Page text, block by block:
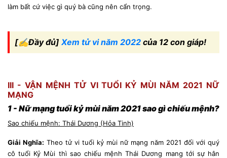
làm bất cứ việc gì quý bà cũng nên cẩn trọng.
[✍Đầy đủ] Xem tử vi năm 2022 của 12 con giáp!
III - VẬN MỆNH TỬ VI TUỔI KỶ MÙI NĂM 2021 NỮ
MẠNG
1 - Nữ mạng tuổi kỷ mùi năm 2021 sao gì chiếu mệnh?
Sao chiếu mệnh: Thái Dương (Hỏa Tinh)
Giải Nghĩa: Theo tử vi tuổi kỷ mùi nữ mạng năm 2021 đối với quý
cô tuổi Kỷ Mùi thì sao chiếu mệnh Thái Dương mang tới sự hân